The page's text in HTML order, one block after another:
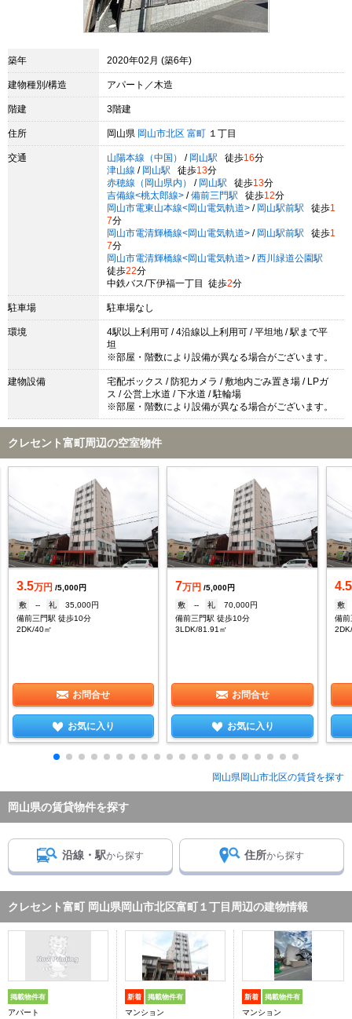
築年 2020年02月 (築6年)
建物種別/構造 アパート／木造
階建 3階建
住所 岡山県 岡山市北区 富町 １丁目
交通 山陽本線（中国） / 岡山駅 徒歩16分
津山線 / 岡山駅 徒歩13分
赤穂線（岡山県内）
/ 岡山駅 徒歩13分
吉備線<桃太郎線> / 備前三門駅 徒歩12分
岡山市電東山本線<岡山電気軌道> / 岡山駅前駅 徒歩1
7分
岡山市電清輝橋線<岡山電気軌道> / 岡山駅前駅 徒歩1
7分
岡山市電清輝橋線<岡山電気軌道> / 西川緑道公園駅
徒歩22分
中鉄バス/下伊福一丁目 徒歩2分
駐車場 駐車場なし
環境
4駅以上利用可 / 4沿線以上利用可 / 平坦地 / 駅まで平
坦
※部屋・階数により設備が異なる場合がございます。
建物設備
宅配ボックス / 防犯カメラ / 敷地内ごみ置き場 / LPガ
ス / 公営上水道 / 下水道 / 駐輪場
※部屋・階数により設備が異なる場合がございます。
クレセント富町周辺の空室物件
3.5万円 /5,000円
敷
-- 礼
35,000円
備前三門駅 徒歩10分
2DK/40㎡
お問合せ
お気に入り
7万円 /5,000円
敷
-- 礼
70,000円
備前三門駅 徒歩10分
3LDK/81.91㎡
お問合せ
お気に入り
4.5
敷
備
岡山県岡山市北区の賃貸を探す
岡山県の賃貸物件を探す
沿線・駅から探す 住所から探す
クレセント富町 岡山県岡山市北区富町１丁目周辺の建物情報
掲載物件有
アパート
新着 掲載物件有
マンション
新着 掲載物件有
マンション